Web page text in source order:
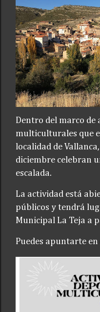
Dentro del marco de
multiculturales que
localidad de
diciembre celebran
escalada.
La actividad está
públicos y tendrá
Municipal La Teja a
Puedes apuntarte